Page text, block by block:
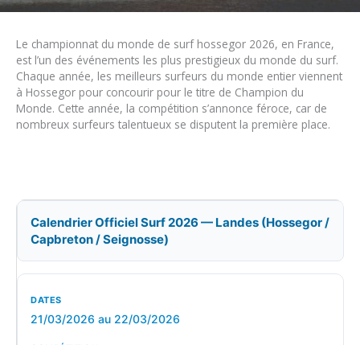
Le championnat du monde de surf hossegor 2026, en France,
est l’un des événements les plus prestigieux du monde du surf.
Chaque année, les meilleurs surfeurs du monde entier viennent
à Hossegor pour concourir pour le titre de Champion du
Monde. Cette année, la compétition s’annonce féroce, car de
nombreux surfeurs talentueux se disputent la première place.
Calendrier Officiel Surf 2026 — Landes (Hossegor /
Capbreton / Seignosse)
21/03/2026 au 22/03/2026